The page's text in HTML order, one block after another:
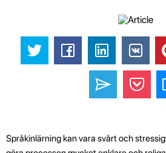
Språkinlärning kan vara svårt och